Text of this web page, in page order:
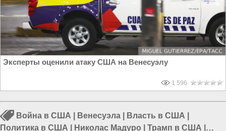
Эксперты оценили атаку США на Венесуэлу
1 596
Война в США Венесуэла Власть в США
Политика в США
Николас Мадуро Трамп в США